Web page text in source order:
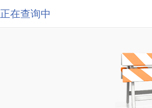
正在查询中